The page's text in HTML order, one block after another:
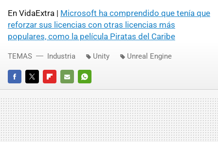
En VidaExtra | Microsoft ha comprendido que tenía que
reforzar sus licencias con otras licencias más
populares, como la película Piratas del Caribe
FACEBOOKTWITTERFLIPBOARD
E-
MAIL
WHATSAPP
TEMAS Industria Unity Unreal Engine